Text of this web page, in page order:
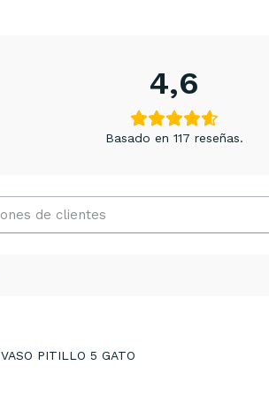
4,6
Basado en 117 reseñas.
VASO PITILLO 5 GATO